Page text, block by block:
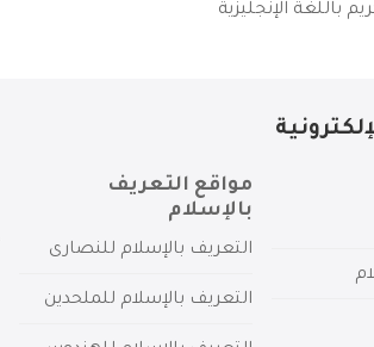
باللغة الإنجليزية
مواقع التعريف
بالإسلام
التعريف بالإسلام للنصارى
التعريف بالإسلام للملحدين